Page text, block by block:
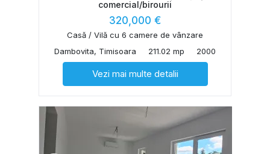
comercial/birourii
320,000 €
Casă / Vilă cu 6 camere de vânzare
Dambovita, Timisoara
211.02 mp 2000
Vezi mai multe detalii